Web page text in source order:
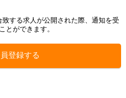
する求人が公開された際、通知を受
とができます。
登録する